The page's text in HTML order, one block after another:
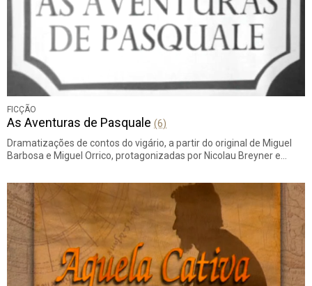
FICÇÃO
As Aventuras de Pasquale (6)
Dramatizações de contos do vigário, a partir do original de Miguel
Barbosa e Miguel Orrico, protagonizadas por Nicolau Breyner e…